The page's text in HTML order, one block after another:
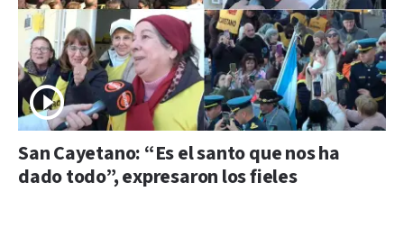
San Cayetano: “Es el santo que nos ha
dado todo”, expresaron los fieles